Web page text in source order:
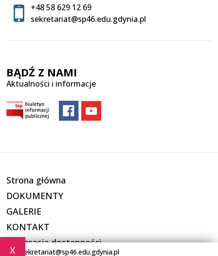
x sekretariat@sp46.edu.gdynia.pl
+48 58 629 12 69
sekretariat@sp46.edu.gdynia.pl
BĄDŹ Z NAMI
Aktualności i informacje
Strona główna
DOKUMENTY
GALERIE
KONTAKT
Deklaracja dostępności